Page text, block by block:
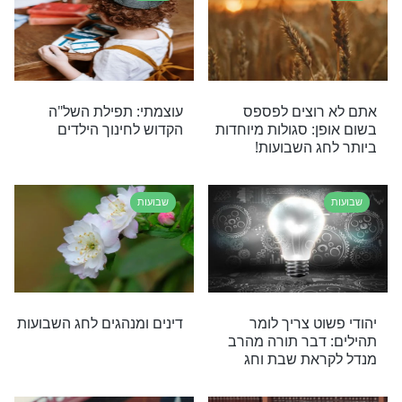
בליל חג
שבועות
ערב ר"ח סיון - הירשמו כאן
וקבלו את תפילת השל"ה
ישירות למייל
שבועות